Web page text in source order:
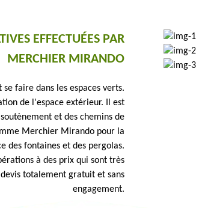
EFFECTUÉES PAR
MERCHIER MIRANDO
faire dans les espaces verts.
de l'espace extérieur. Il est
et des chemins de
Merchier Mirando pour la
des fontaines et des pergolas.
à des prix qui sont très
totalement gratuit et sans
engagement.